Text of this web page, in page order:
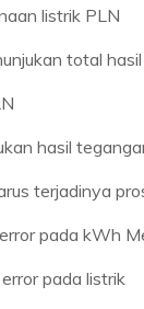
listrik PLN
total
hasil
terjadinya
pada kWh
pada listrik